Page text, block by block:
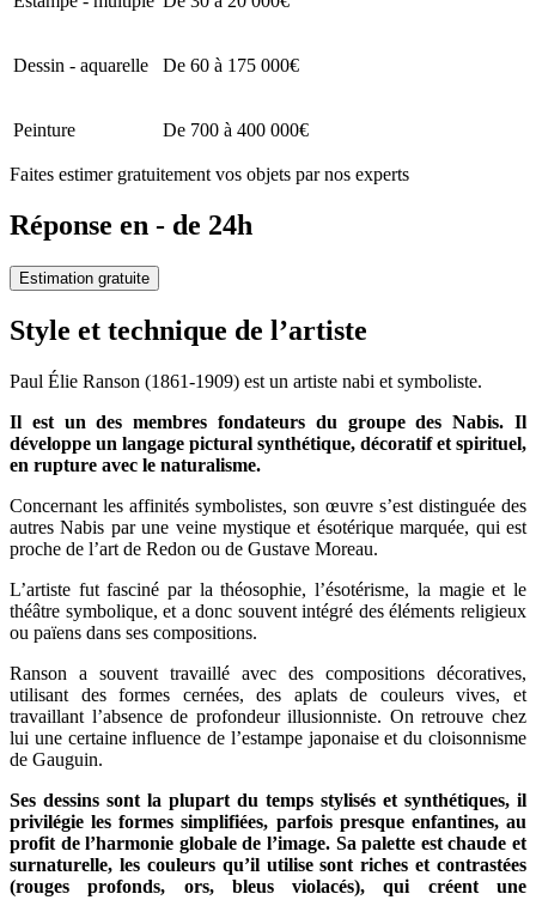
Dessin - aquarelle De 60 à 175 000€
Peinture De 700 à 400 000€
Faites estimer gratuitement vos objets par nos experts
Réponse en - de 24h
Estimation gratuite
Style et technique de l’artiste
Paul Élie Ranson (1861-1909) est un artiste nabi et symboliste.
Il est un des membres fondateurs du groupe des Nabis. Il
développe un langage pictural synthétique, décoratif et spirituel,
en rupture avec le naturalisme.
Concernant les affinités symbolistes, son œuvre s’est distinguée des
autres Nabis par une veine mystique et ésotérique marquée, qui est
proche de l’art de Redon ou de Gustave Moreau.
L’artiste fut fasciné par la théosophie, l’ésotérisme, la magie et le
théâtre symbolique, et a donc souvent intégré des éléments religieux
ou païens dans ses compositions.
Ranson a souvent travaillé avec des compositions décoratives,
utilisant des formes cernées, des aplats de couleurs vives, et
travaillant l’absence de profondeur illusionniste. On retrouve chez
lui une certaine influence de l’estampe japonaise et du cloisonnisme
de Gauguin.
Ses dessins sont la plupart du temps stylisés et synthétiques, il
privilégie les formes simplifiées, parfois presque enfantines, au
profit de l’harmonie globale de l’image. Sa palette est chaude et
surnaturelle, les couleurs qu’il utilise sont riches et contrastées
(rouges profonds, ors, bleus violacés), qui créent une